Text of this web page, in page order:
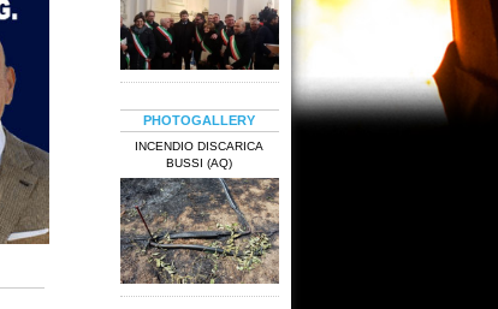
PHOTOGALLERY
INCENDIO DISCARICA
BUSSI (AQ)